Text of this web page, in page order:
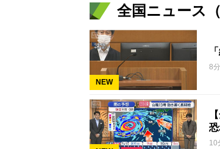
全国ニュース
NEW
8
10